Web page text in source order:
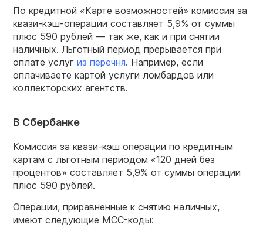
По кредитной «Карте возможностей» комиссия за
квази-кэш-операции составляет 5,9% от суммы
плюс 590 рублей — так же, как и при снятии
наличных. Льготный период прерывается при
оплате услуг из перечня. Например, если
оплачиваете картой услуги ломбардов или
коллекторских агентств.
В Сбербанке
Комиссия за квази-кэш операции по кредитным
картам с льготным периодом «120 дней без
процентов» составляет 5,9% от суммы операции
плюс 590 рублей.
Операции, приравненные к снятию наличных,
имеют следующие MCC-коды: